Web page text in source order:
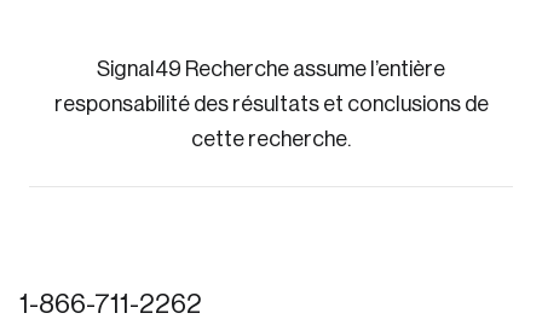
Signal49 Recherche assume l’entière
responsabilité des résultats et conclusions de
cette recherche.
1-866-711-2262